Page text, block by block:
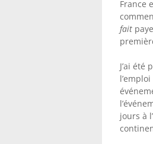
France
fait
J’ai
jours à